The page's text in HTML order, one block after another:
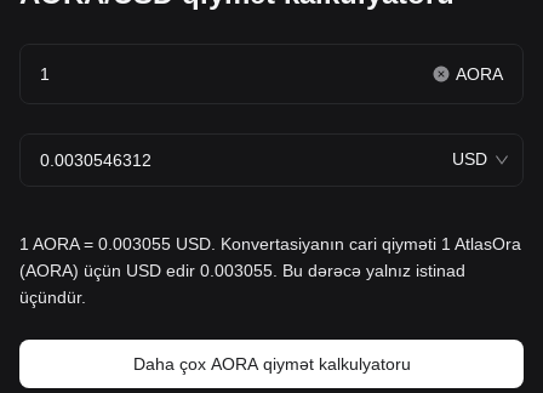
AORA
USD
1 AORA = 0.003055 USD. Konvertasiyanın cari qiyməti 1 AtlasOra
(AORA) üçün USD edir 0.003055. Bu dərəcə yalnız istinad
üçündür.
Daha çox AORA qiymət kalkulyatoru